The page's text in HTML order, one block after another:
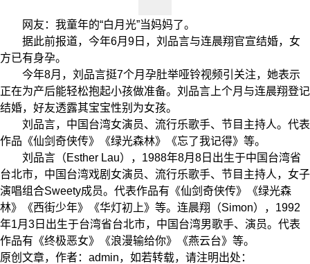
网友：我童年的“白月光”当妈妈了。
据此前报道，今年6月9日，刘品言与连晨翔官宣结婚，女
方已有身孕。
今年8月，刘品言挺7个月孕肚举哑铃视频引关注，她表示
正在为产后能轻松抱起小孩做准备。刘品言上个月与连晨翔登记
结婚，好友透露其宝宝性别为女孩。
刘品言，中国台湾女演员、流行乐歌手、节目主持人。代表
作品《仙剑奇侠传》《绿光森林》《忘了我记得》等。
刘品言（Esther Lau），1988年8月8日出生于中国台湾省
台北市，中国台湾戏剧女演员、流行乐歌手、节目主持人，女子
演唱组合Sweety成员。代表作品有《仙剑奇侠传》《绿光森
林》《西街少年》《华灯初上》等。连晨翔（Simon），1992
年1月3日出生于台湾省台北市，中国台湾男歌手、演员。代表
作品有《终极恶女》《浪漫输给你》《燕云台》等。
原创文章，作者：admin，如若转载，请注明出处：